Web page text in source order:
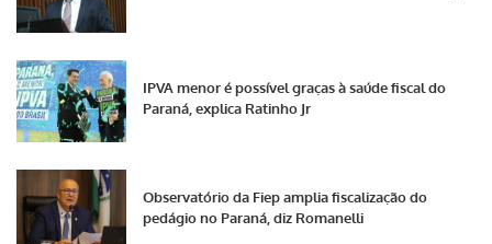
IPVA menor é possível graças à saúde fiscal do
Paraná, explica Ratinho Jr
Observatório da Fiep amplia fiscalização do
pedágio no Paraná, diz Romanelli